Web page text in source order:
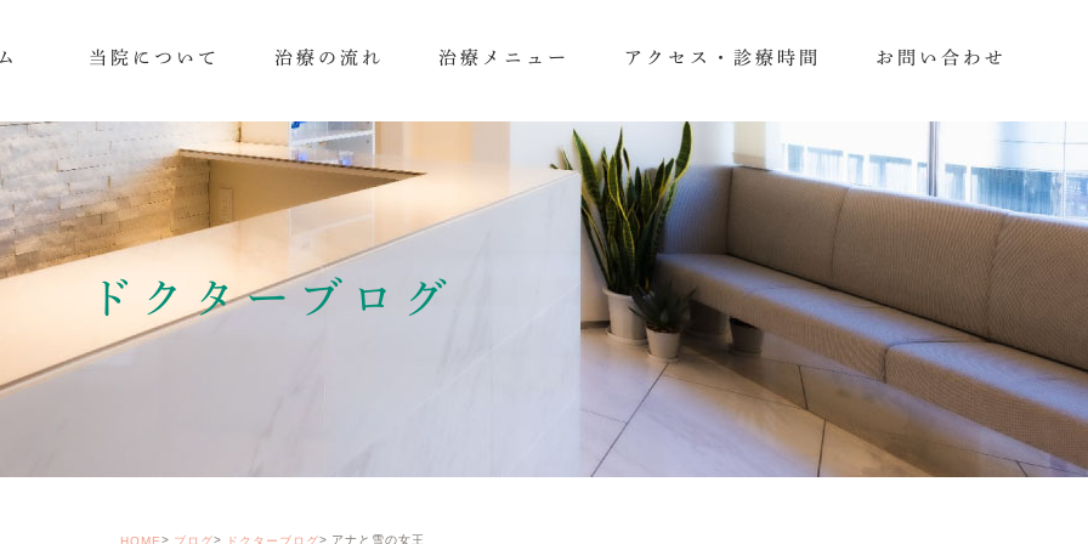
当院について 治療の流れ 治療メニュー アクセス・診療時間 お問い合わせ
ドクターブログ
HOME ブログ ドクターブログ アナと雪の女王